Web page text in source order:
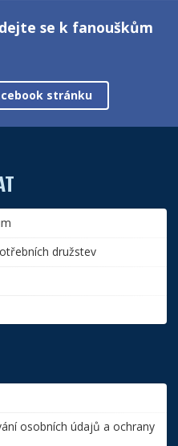
se k fanouškům
stránku
družstev
osobních údajů a ochrany